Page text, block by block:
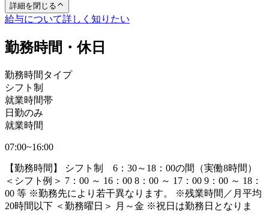
詳細を閉じる
給与について詳しく知りたい
勤務時間・休日
勤務時間タイプ
シフト制
就業時間帯
日勤のみ
就業時間
07:00~16:00
【勤務時間】 シフト制 6：30～18：00の間（実働8時間）
＜シフト例＞ 7：00 ～ 16：00 8：00 ～ 17：00 9：00 ～ 18：
00 等 ※勤務先により若干異なります。 ※残業時間／月平均
20時間以下 ＜勤務曜日＞ 月～金 ※祝日は勤務日となりま